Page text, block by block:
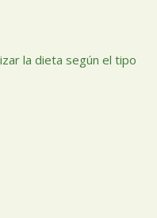
la dieta según el tipo